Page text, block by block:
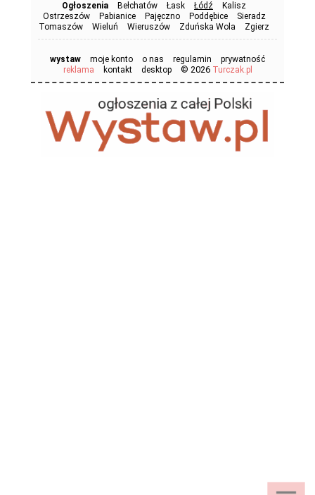
Ogłoszenia Bełchatów Łask Łódź
Kalisz
Ostrzeszów
Pabianice Pajęczno Poddębice
Sieradz
Tomaszów
Wieluń Wieruszów Zduńska Wola Zgierz
wystaw moje konto o nas regulamin
prywatność
reklama
kontakt desktop © 2026 Turczak.pl